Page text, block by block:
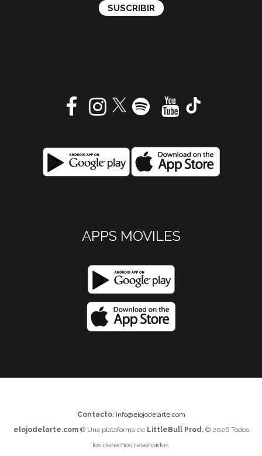
APPS MOVILES
Contacto: info@elojodelarte.com
elojodelarte.com® Una plataforma de LittleBull Prod.© 2026 Todos
los derechos reservados.